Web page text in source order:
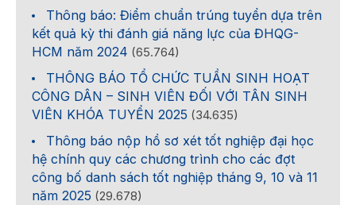
Thông báo: Điểm chuẩn trúng tuyển dựa trên
kết quả kỳ thi đánh giá năng lực của ĐHQG-
HCM năm 2024 (65.764)
THÔNG BÁO TỔ CHỨC TUẦN SINH HOẠT
CÔNG DÂN – SINH VIÊN ĐỐI VỚI TÂN SINH
VIÊN KHÓA TUYỂN 2025 (34.635)
Thông báo nộp hồ sơ xét tốt nghiệp đại học
hệ chính quy các chương trình cho các đợt
công bố danh sách tốt nghiệp tháng 9, 10 và 11
năm 2025 (29.678)